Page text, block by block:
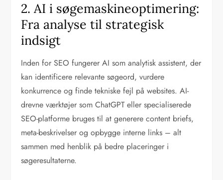
2. AI i søgemaskineoptimering:
Fra analyse til strategisk
indsigt
Inden for SEO fungerer AI som analytisk assistent, der
kan identificere relevante søgeord, vurdere
konkurrence og finde tekniske fejl på websites. AI-
drevne værktøjer som ChatGPT eller specialiserede
SEO-platforme bruges til at generere content briefs,
meta-beskrivelser og opbygge interne links – alt
sammen med henblik på bedre placeringer i
søgeresultaterne.